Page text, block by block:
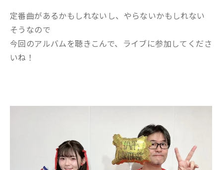
定番曲があるかもしれないし、やらないかもしれない
そうなので
今回のアルバムを聴きこんで、ライブに参加してくださ
いね！